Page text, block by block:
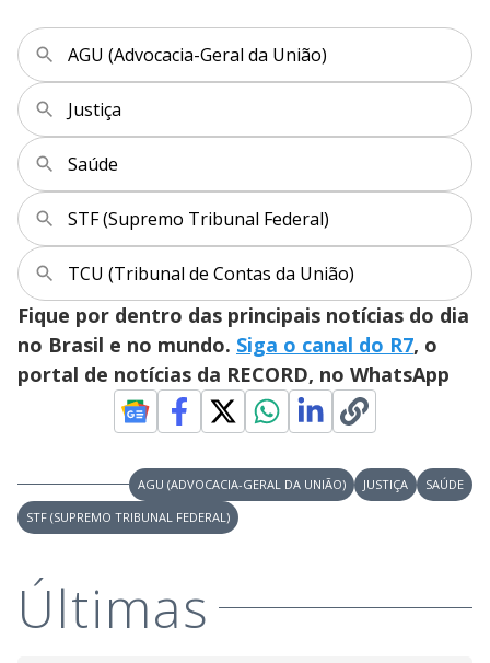
AGU (Advocacia-Geral da União)
Justiça
Saúde
STF (Supremo Tribunal Federal)
TCU (Tribunal de Contas da União)
Fique por dentro das principais notícias do dia
no Brasil e no mundo. Siga o canal do R7, o
portal de notícias da RECORD, no WhatsApp
AGU (ADVOCACIA-GERAL DA UNIÃO) JUSTIÇA
SAÚDE
STF (SUPREMO TRIBUNAL FEDERAL)
Últimas